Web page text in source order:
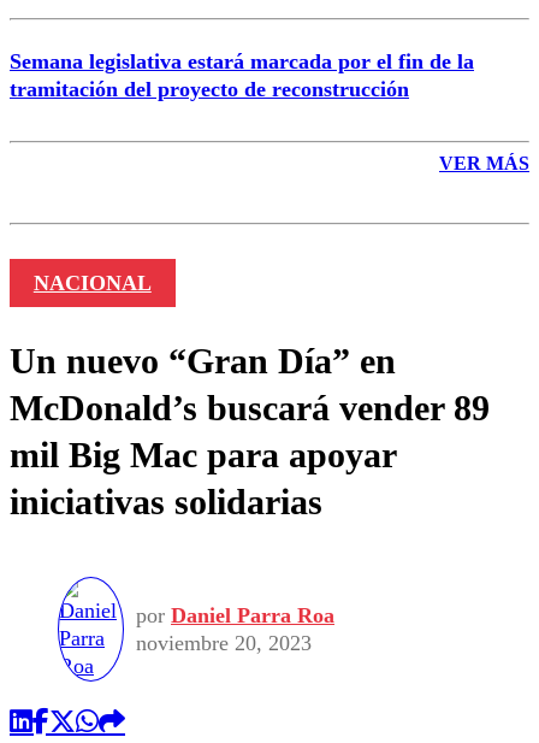
Semana legislativa estará marcada por el fin de la
tramitación del proyecto de reconstrucción
VER MÁS
NACIONAL
Un nuevo “Gran Día” en
McDonald’s buscará vender 89
mil Big Mac para apoyar
iniciativas solidarias
por Daniel Parra Roa
noviembre 20, 2023